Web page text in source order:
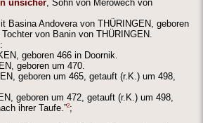
unsicher, Sohn von Merowech von
Basina Andovera von THÜRINGEN, geboren
von Banin von THÜRINGEN.
:
geboren 466 in Doornik.
geboren um 470.
geboren um 465, getauft (r.K.) um 498,
geboren um 472, getauft (r.K.) um 498,
ihrer Taufe.”2;